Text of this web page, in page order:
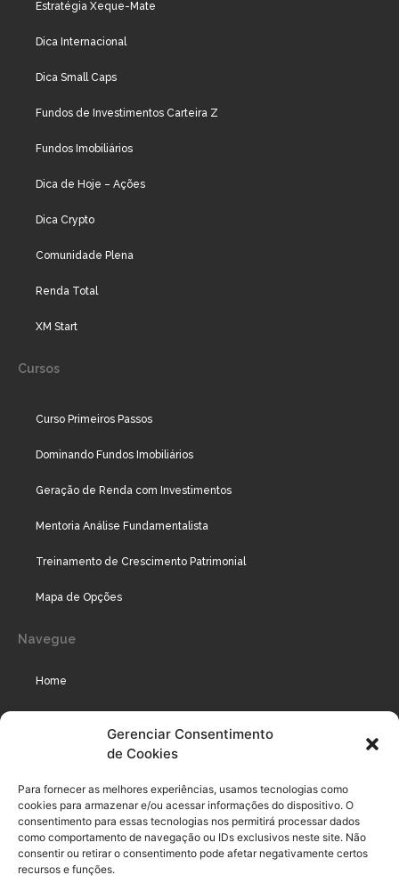
Gerenciar Consentimento
de Cookies
Para fornecer as melhores experiências, usamos tecnologias como
cookies para armazenar e/ou acessar informações do dispositivo. O
consentimento para essas tecnologias nos permitirá processar dados
como comportamento de navegação ou IDs exclusivos neste site. Não
consentir ou retirar o consentimento pode afetar negativamente certos
recursos e funções.
Estratégia Xeque-Mate
Dica Internacional
Dica Small Caps
Fundos de Investimentos Carteira Z
Fundos Imobiliários
Dica de Hoje – Ações
Dica Crypto
Comunidade Plena
Renda Total
XM Start
Cursos
Curso Primeiros Passos
Dominando Fundos Imobiliários
Geração de Renda com Investimentos
Mentoria Análise Fundamentalista
Treinamento de Crescimento Patrimonial
Mapa de Opções
Navegue
Home
Podcast
Legal